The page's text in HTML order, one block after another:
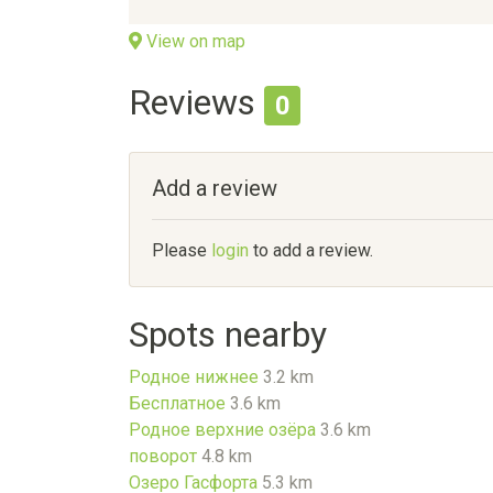
View on map
Reviews 0
Add a review
Please login to add a review.
Spots nearby
Родное нижнее 3.2 km
Бесплатное 3.6 km
Родное верхние озёра 3.6 km
поворот 4.8 km
Озеро Гасфорта 5.3 km